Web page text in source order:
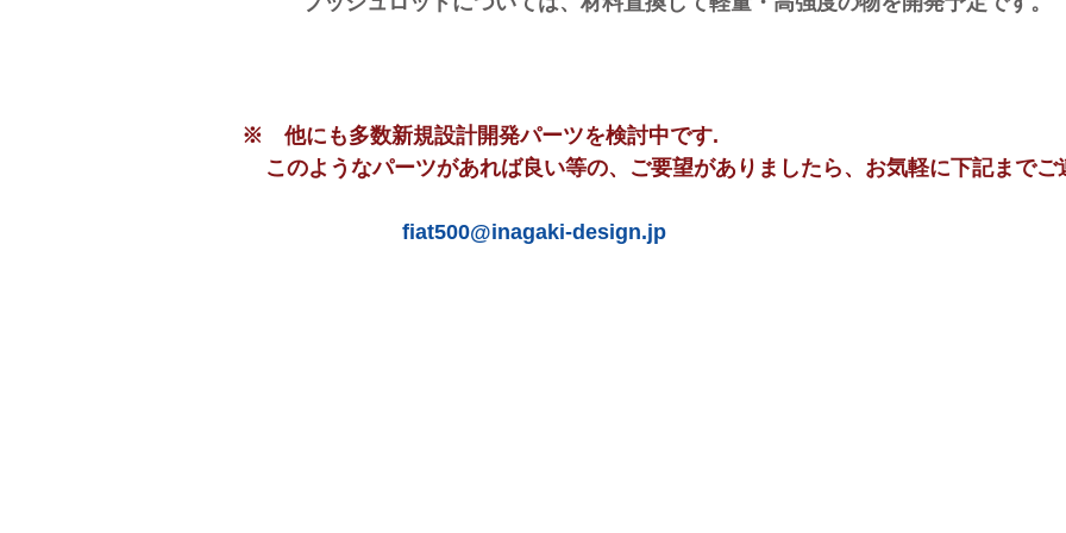
※ 他にも多数新規設計開発パーツを検討中です.
このようなパーツがあれば良い等の、ご要望がありましたら、お気軽に下記までご
fiat500@inagaki-design.jp